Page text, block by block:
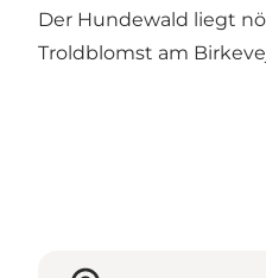
Der Hundewald liegt
Troldblomst am